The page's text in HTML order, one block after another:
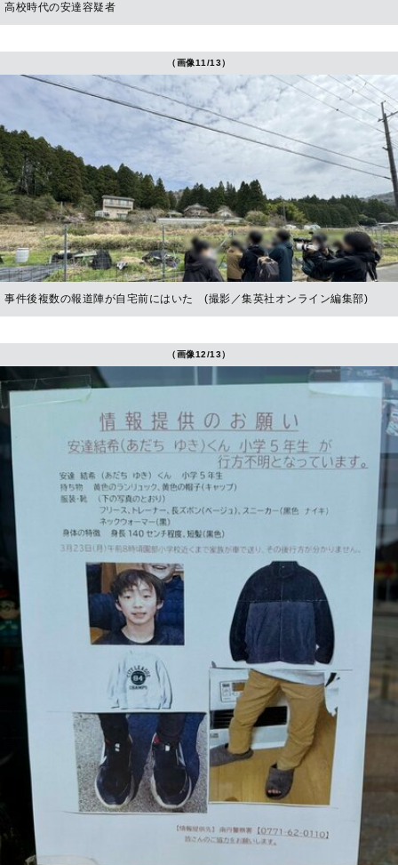
高校時代の安達容疑者
（画像11/13）
事件後複数の報道陣が自宅前にはいた (撮影／集英社オンライン編集部)
（画像12/13）